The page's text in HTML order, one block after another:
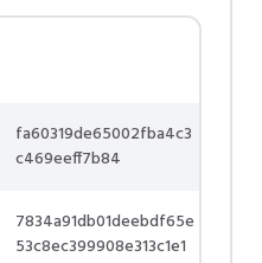
fa60319de65002fba4c3
c469eeff7b84
7834a91db01deebdf65e
53c8ec399908e313c1e1